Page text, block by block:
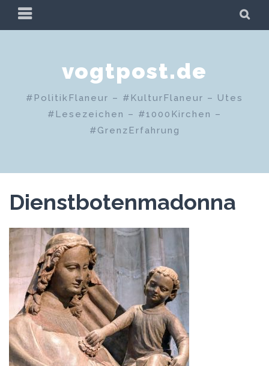
Zum
PRIMÄRES
MENÜ
vogtpost.de
#PolitikFlaneur – #KulturFlaneur – Utes
#Lesezeichen – #1000Kirchen –
#GrenzErfahrung
Dienstbotenmadonna